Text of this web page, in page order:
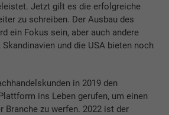
Jetzt gilt es die erfolgreiche
zu schreiben. Der Ausbau des
ein Fokus sein, aber auch andere
und die USA bieten noch
in 2019 den
ins Leben gerufen, um einen
Branche zu werfen. 2022 ist der